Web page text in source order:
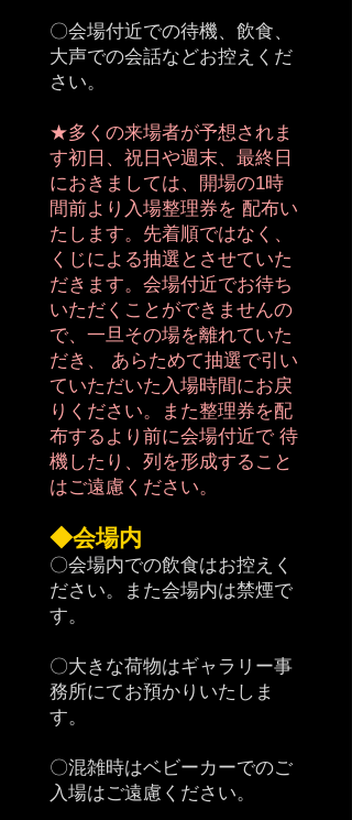
〇会場付近での待機、飲食、
大声での会話などお控えくだ
さい。
★多くの来場者が予想されま
す初日、祝日や週末、最終日
におきましては、開場の1時
間前より入場整理券を 配布い
たします。先着順ではなく、
くじによる抽選とさせていた
だきます。会場付近でお待ち
いただくことができませんの
で、一旦その場を離れていた
だき、 あらためて抽選で引い
ていただいた入場時間にお戻
りください。また整理券を配
布するより前に会場付近で 待
機したり、列を形成すること
はご遠慮ください。
◆会場内
〇会場内での飲食はお控えく
ださい。また会場内は禁煙で
す。
〇大きな荷物はギャラリー事
務所にてお預かりいたしま
す。
〇混雑時はベビーカーでのご
入場はご遠慮ください。